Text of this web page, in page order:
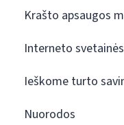
Krašto apsaugos
Interneto
Ieškome turto
Nuorodos